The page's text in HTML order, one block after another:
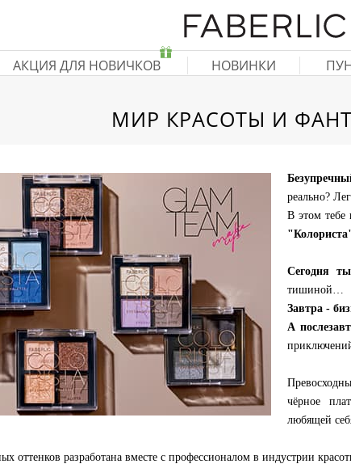
АКЦИЯ ДЛЯ НОВИЧКОВ НОВИНКИ
МИР КРАСОТЫ И
реально?
В этом тебе
Сегодня
тишиной…
Завтра -
А
чёрное
любящей
оттенков разработана вместе с профессионалом в индустрии